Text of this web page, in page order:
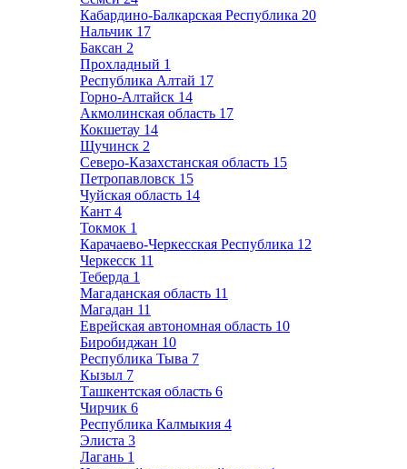
Кабардино-Балкарская Республика 20
Нальчик 17
Баксан 2
Прохладный 1
Республика Алтай 17
Горно-Алтайск 14
Акмолинская область 17
Кокшетау 14
Щучинск 2
Северо-Казахстанская область 15
Петропавловск 15
Чуйская область 14
Кант 4
Токмок 1
Карачаево-Черкесская Республика 12
Черкесск 11
Теберда 1
Магаданская область 11
Магадан 11
Еврейская автономная область 10
Биробиджан 10
Республика Тыва 7
Кызыл 7
Ташкентская область 6
Чирчик 6
Республика Калмыкия 4
Элиста 3
Лагань 1